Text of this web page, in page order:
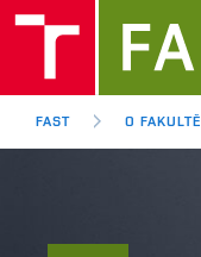
FAST O FAKULTĚ